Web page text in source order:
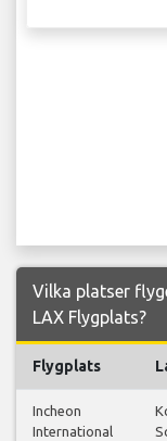
Vilka platser
LAX Flygplats?
Flygplats
Incheon
International